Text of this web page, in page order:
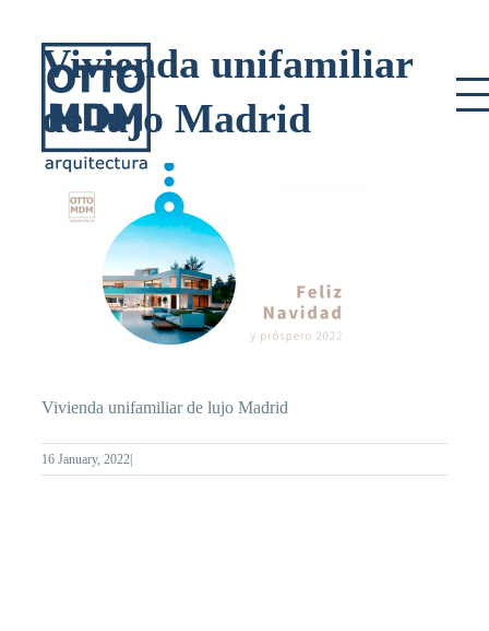
contentVivienda unifamiliar
de lujo Madrid
Vivienda unifamiliar de lujo Madrid
16 January, 2022